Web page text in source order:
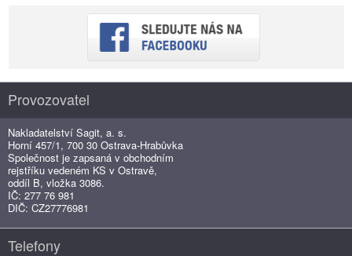
Provozovatel
Nakladatelství Sagit, a. s.
Horní 457/1, 700 30 Ostrava-Hrabůvka
Společnost je zapsaná v obchodním
rejstříku vedeném KS v Ostravě,
oddíl B, vložka 3086.
IČ: 277 76 981
DIČ: CZ27776981
Telefony